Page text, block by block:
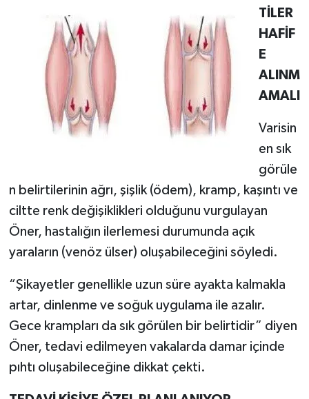
TİLER
HAFİF
E
ALINM
AMALI
Varisin
en sık
görüle
n belirtilerinin ağrı, şişlik (ödem), kramp, kaşıntı ve
ciltte renk değişiklikleri olduğunu vurgulayan
Öner, hastalığın ilerlemesi durumunda açık
yaraların (venöz ülser) oluşabileceğini söyledi.
“Şikayetler genellikle uzun süre ayakta kalmakla
artar, dinlenme ve soğuk uygulama ile azalır.
Gece krampları da sık görülen bir belirtidir” diyen
Öner, tedavi edilmeyen vakalarda damar içinde
pıhtı oluşabileceğine dikkat çekti.